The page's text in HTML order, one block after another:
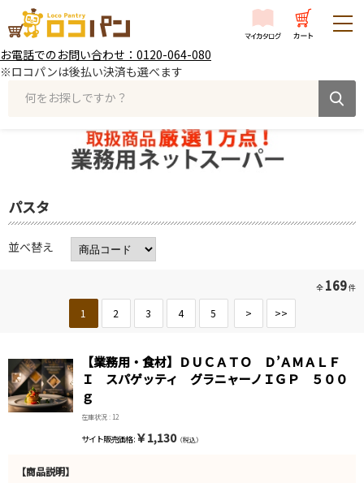
お電話でのお問い合わせ：0120-064-080
※ロコパンは後払い決済も選べます
何をお探しですか？
パスタ
並べ替え
全 169件
1 2 3 4 5 > >>
【業務用・食材】ＤＵＣＡＴＯ Ｄ’ＡＭＡＬＦ
Ｉ スパゲッティ グラニャーノＩＧＰ ５００
ｇ
在庫状況 : 12
サイト販売価格 : ￥1,130（税込）
【商品説明】